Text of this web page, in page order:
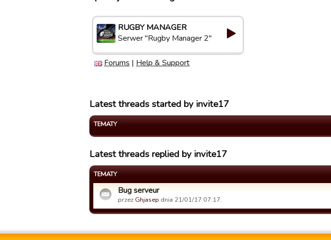
RUGBY MANAGER
Serwer "Rugby Manager 2"
Forums | Help & Support
Latest threads started by invite17
TEMATY
Latest threads replied by invite17
TEMATY
Bug serveur
przez Ghjasep dnia 21/01/17 07:17.